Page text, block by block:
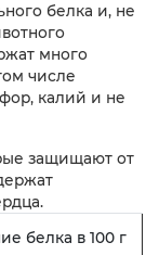
белка и, не
много
числе
калий и не
защищают от
белка в 100 г